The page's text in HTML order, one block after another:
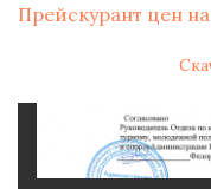
Прейскурант цен на